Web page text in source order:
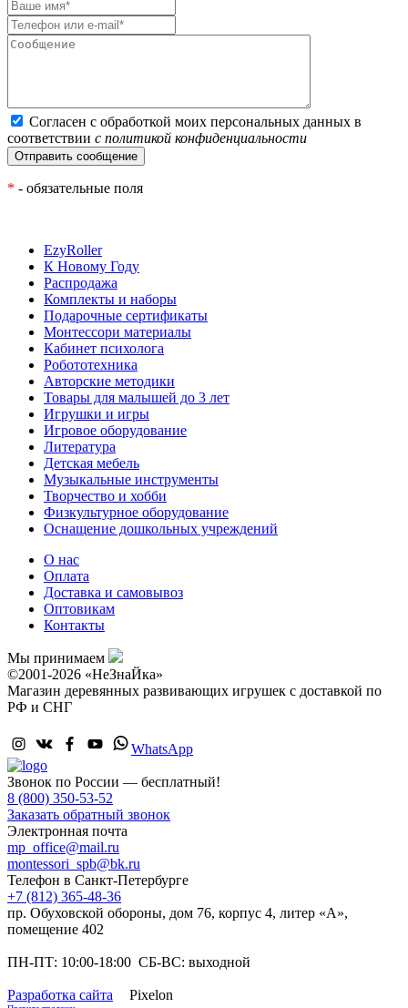
Согласен с обработкой моих персональных данных в
соответствии с политикой конфиденциальности
* - обязательные поля
EzyRoller
К Новому Году
Распродажа
Комплекты и наборы
Подарочные сертификаты
Монтессори материалы
Кабинет психолога
Робототехника
Авторские методики
Товары для малышей до 3 лет
Игрушки и игры
Игровое оборудование
Литература
Детская мебель
Музыкальные инструменты
Творчество и хобби
Физкультурное оборудование
Оснащение дошкольных учреждений
О нас
Оплата
Доставка и самовывоз
Оптовикам
Контакты
Мы принимаем
©2001-2026 «НеЗнаЙка»
Магазин деревянных развивающих игрушек с доставкой по
РФ и СНГ
WhatsApp
Звонок по России — бесплатный!
8 (800) 350-53-52
Заказать обратный звонок
Электронная почта
mp_office@mail.ru
montessori_spb@bk.ru
Телефон в Санкт-Петербурге
+7 (812) 365-48-36
пр. Обуховской обороны, дом 76, корпус 4, литер «А»,
помещение 402
ПН-ПТ: 10:00-18:00 СБ-ВС: выходной
Разработка сайта Pixelon